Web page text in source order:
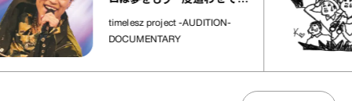
れた場所」
timelesz project -AUDITION-
DOCUMENTARY